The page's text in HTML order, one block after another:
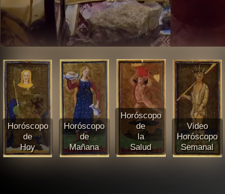
Horóscopo
de
Hoy
Horóscopo
de
Mañana
Horóscopo
de
la
Salud
Video
Horóscopo
Semanal